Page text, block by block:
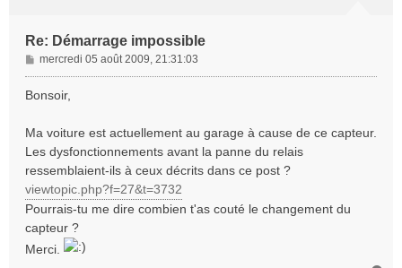
Re: Démarrage impossible
M
e
s
g
e
mercredi 05 août 2009, 21:31:03
Bonsoir,
Ma voiture est actuellement au garage à cause de ce capteur.
Les dysfonctionnements avant la panne du relais
ressemblaient-ils à ceux décrits dans ce post ?
viewtopic.php?f=27&t=3732
Pourrais-tu me dire combien t'as couté le changement du
capteur ?
Merci.